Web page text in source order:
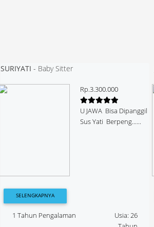
SURIYATI - Baby Sitter
Rp.3.300.000
U JAWA Bisa Dipanggil
Sus Yati Berpeng......
SELENGKAPNYA
1 Tahun Pengalaman
Usia: 26